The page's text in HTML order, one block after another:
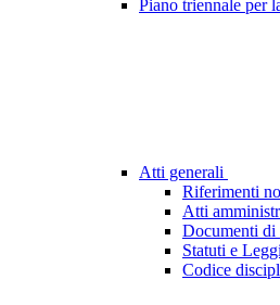
Piano triennale per
Atti generali
Riferimenti
Atti
Documenti di
Statuti e
Codice